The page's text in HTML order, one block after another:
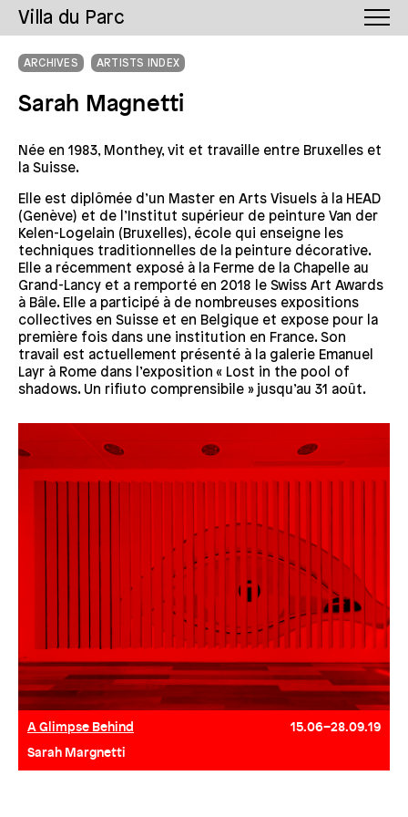
Villa du Parc
ARCHIVES ARTISTS INDEX
Sarah Magnetti
Née en 1983, Monthey, vit et travaille entre Bruxelles et
la Suisse.
Elle est diplômée d’un Master en Arts Visuels à la HEAD
(Genève) et de l’Institut supérieur de peinture Van der
Kelen-Logelain (Bruxelles), école qui enseigne les
techniques traditionnelles de la peinture décorative.
Elle a récemment exposé à la Ferme de la Chapelle au
Grand-Lancy et a remporté en 2018 le Swiss Art Awards
à Bâle. Elle a participé à de nombreuses expositions
collectives en Suisse et en Belgique et expose pour la
première fois dans une institution en France. Son
travail est actuellement présenté à la galerie Emanuel
Layr à Rome dans l’exposition « Lost in the pool of
shadows. Un rifiuto comprensibile » jusqu’au 31 août.
A Glimpse Behind
15.06–28.09.19
Sarah Margnetti